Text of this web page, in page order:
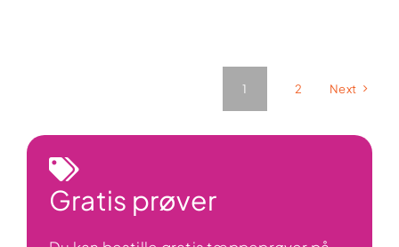
1 2 Next
Gratis prøver